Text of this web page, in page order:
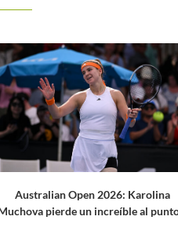
Cartel de lujo para la segunda jornada
de Wimbledon